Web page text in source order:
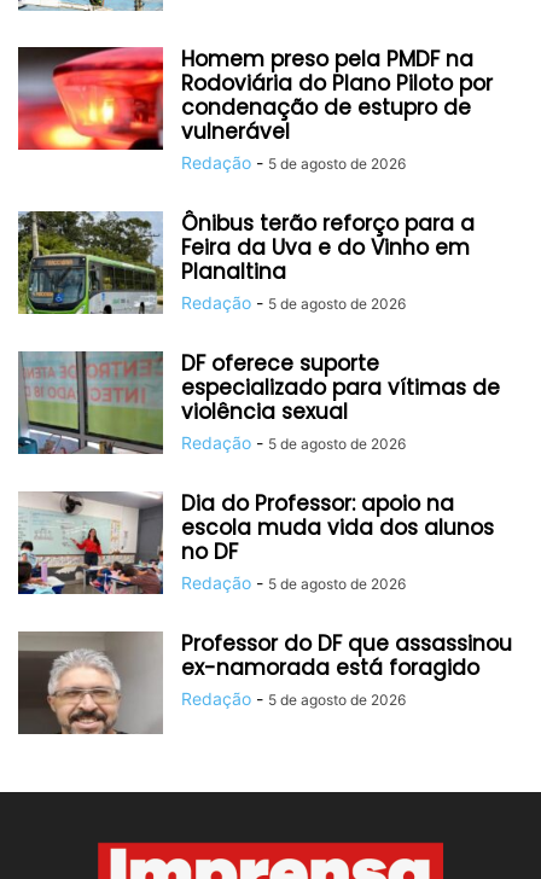
Homem preso pela PMDF na
Rodoviária do Plano Piloto por
condenação de estupro de
vulnerável
Redação - 5 de agosto de 2026
Ônibus terão reforço para a
Feira da Uva e do Vinho em
Planaltina
Redação - 5 de agosto de 2026
DF oferece suporte
especializado para vítimas de
violência sexual
Redação - 5 de agosto de 2026
Dia do Professor: apoio na
escola muda vida dos alunos
no DF
Redação - 5 de agosto de 2026
Professor do DF que assassinou
ex-namorada está foragido
Redação - 5 de agosto de 2026